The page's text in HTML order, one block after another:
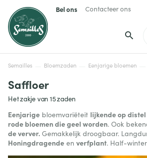
Bel ons Contacteer ons
Semailles Bloemzaden Eenjarige bloemen
Saffloer
Het zakje van 15 zaden
Eenjarige bloemvariëteit lijkende op distel
rode bloemen die geel worden. Ook
de verver. Gemakkelijk droogbaar.
Honingdragende en verfplant. Half-